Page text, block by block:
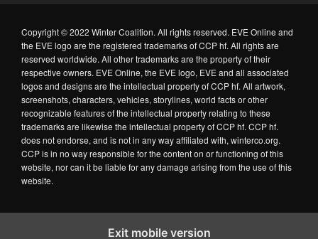
Copyright © 2022 Winter Coalition. All rights reserved. EVE Online and
the EVE logo are the registered trademarks of CCP hf. All rights are
reserved worldwide. All other trademarks are the property of their
respective owners. EVE Online, the EVE logo, EVE and all associated
logos and designs are the intellectual property of CCP hf. All artwork,
screenshots, characters, vehicles, storylines, world facts or other
recognizable features of the intellectual property relating to these
trademarks are likewise the intellectual property of CCP hf. CCP hf.
does not endorse, and is not in any way affiliated with, winterco.org.
CCP is in no way responsible for the content on or functioning of this
website, nor can it be liable for any damage arising from the use of this
website.
Exit mobile version